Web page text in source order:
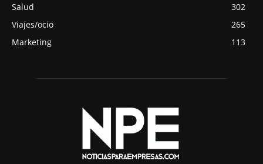
Salud
302
Viajes/ocio
265
Marketing
113